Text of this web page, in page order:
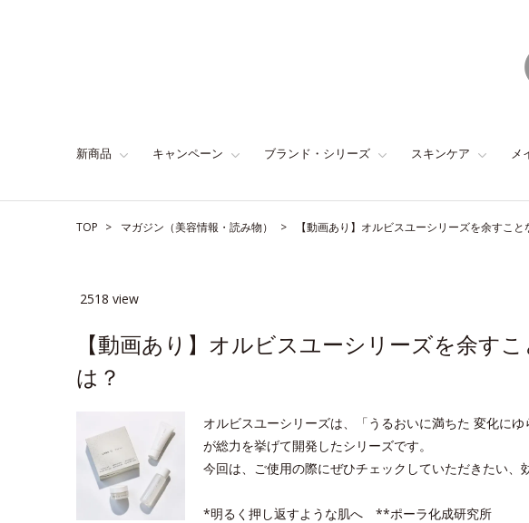
新商品 キャンペーン ブランド・シリーズ スキンケア メ
TOP マガジン（美容情報・読み物） 【動画あり】オルビスユーシリーズを余すこ
2518 view
【動画あり】オルビスユーシリーズを余す
は？
オルビスユーシリーズは、「うるおいに満ちた 変化に
が総力を挙げて開発したシリーズです。
今回は、ご使用の際にぜひチェックしていただきたい、
*明るく押し返すような肌へ **ポーラ化成研究所